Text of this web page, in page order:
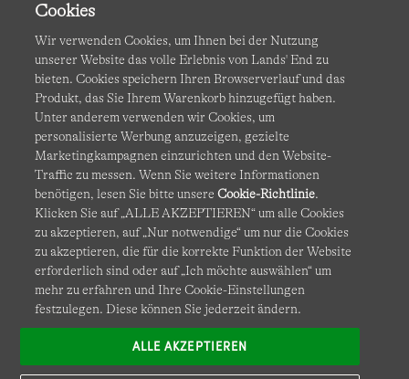
AGB Datenschutz & Sicherheit
Cookies Ich möchte auswählen Barrierefreiheit
Site Map Internationale Websites
Diese Website ist durch reCAPTCHA geschützt. Es gelten die
Datenschutzerklärung undNutzungsbedingungenvon
Google.
Cookies
Wir verwenden Cookies, um Ihnen bei der Nutzung
unserer Website das volle Erlebnis von Lands' End zu
bieten. Cookies speichern Ihren Browserverlauf und das
Produkt, das Sie Ihrem Warenkorb hinzugefügt haben.
Unter anderem verwenden wir Cookies, um
personalisierte Werbung anzuzeigen, gezielte
Marketingkampagnen einzurichten und den Website-
Traffic zu messen. Wenn Sie weitere Informationen
benötigen, lesen Sie bitte unsereCookie-Richtlinie.
Klicken Sie auf „ALLE AKZEPTIEREN“ um alle Cookies
zu akzeptieren, auf „Nur notwendige“ um nur die Cookies
zu akzeptieren, die für die korrekte Funktion der Website
erforderlich sind oder auf „Ich möchte auswählen“ um
mehr zu erfahren und Ihre Cookie-Einstellungen
festzulegen. Diese können Sie jederzeit ändern.
ALLE AKZEPTIEREN